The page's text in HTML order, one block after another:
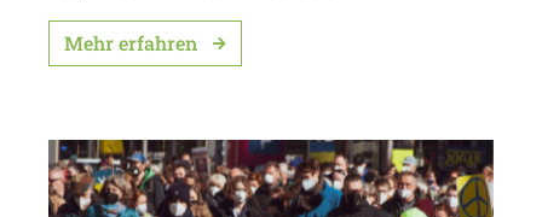
Mehr erfahren